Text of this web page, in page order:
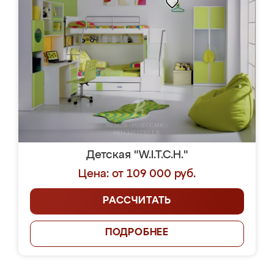
Детская "W.I.T.C.H."
Цена: от 109 000 руб.
РАССЧИТАТЬ
ПОДРОБНЕЕ